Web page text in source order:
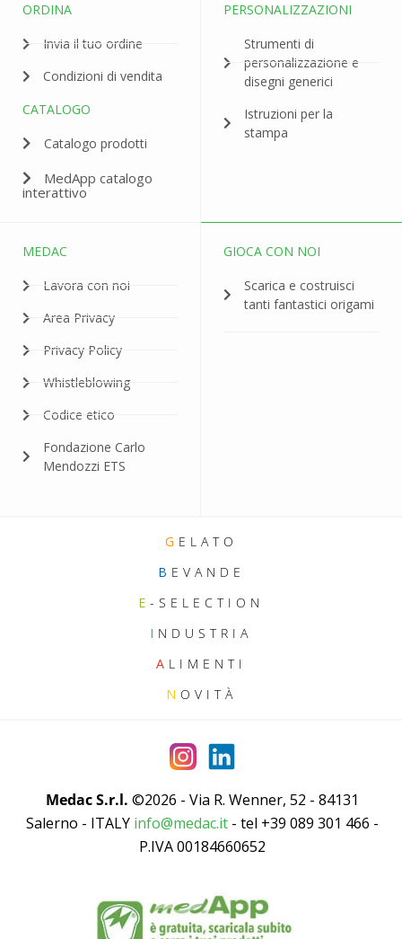
ORDINA
Invia il tuo ordine
Condizioni di vendita
CATALOGO
Catalogo prodotti
MedApp catalogo
interattivo
PERSONALIZZAZIONI
Strumenti di
personalizzazione e
disegni generici
Istruzioni per la
stampa
MEDAC
Lavora con noi
Area Privacy
Privacy Policy
Whistleblowing
Codice etico
Fondazione Carlo
Mendozzi ETS
GIOCA CON NOI
Scarica e costruisci
tanti fantastici origami
G ELATO
B EVANDE
E -SELECTION
I NDUSTRIA
A LIMENTI
N OVITÀ
Medac S.r.l. ©2026 - Via R. Wenner, 52 - 84131
Salerno - ITALY info@medac.it - tel +39 089 301 466 -
P.IVA 00184660652